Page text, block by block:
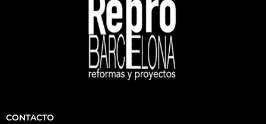
CONTACTO